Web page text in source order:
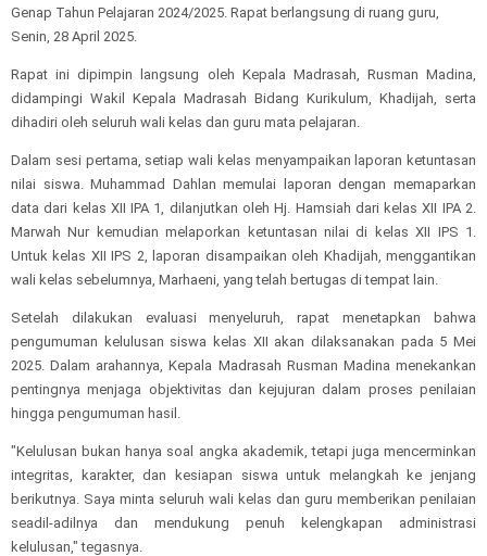
Genap Tahun Pelajaran 2024/2025. Rapat berlangsung di ruang guru,
Senin, 28 April 2025.
Rapat ini dipimpin langsung oleh Kepala Madrasah, Rusman Madina,
didampingi Wakil Kepala Madrasah Bidang Kurikulum, Khadijah, serta
dihadiri oleh seluruh wali kelas dan guru mata pelajaran.
Dalam sesi pertama, setiap wali kelas menyampaikan laporan ketuntasan
nilai siswa. Muhammad Dahlan memulai laporan dengan memaparkan
data dari kelas XII IPA 1, dilanjutkan oleh Hj. Hamsiah dari kelas XII IPA 2.
Marwah Nur kemudian melaporkan ketuntasan nilai di kelas XII IPS 1.
Untuk kelas XII IPS 2, laporan disampaikan oleh Khadijah, menggantikan
wali kelas sebelumnya, Marhaeni, yang telah bertugas di tempat lain.
Setelah dilakukan evaluasi menyeluruh, rapat menetapkan bahwa
pengumuman kelulusan siswa kelas XII akan dilaksanakan pada 5 Mei
2025. Dalam arahannya, Kepala Madrasah Rusman Madina menekankan
pentingnya menjaga objektivitas dan kejujuran dalam proses penilaian
hingga pengumuman hasil.
"Kelulusan bukan hanya soal angka akademik, tetapi juga mencerminkan
integritas, karakter, dan kesiapan siswa untuk melangkah ke jenjang
berikutnya. Saya minta seluruh wali kelas dan guru memberikan penilaian
seadil-adilnya dan mendukung penuh kelengkapan administrasi
kelulusan," tegasnya.